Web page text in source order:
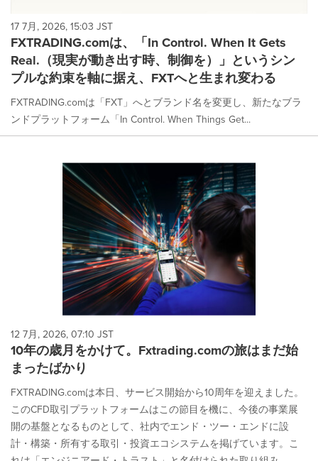
17 7月, 2026, 15:03 JST
FXTRADING.comは、「In Control. When It Gets
Real.（現実が動き出す時、制御を）」というシン
プルな約束を軸に据え、FXTへと生まれ変わる
FXTRADING.comは「FXT」へとブランド名を変更し、新たなブラ
ンドプラットフォーム「In Control. When Things Get...
12 7月, 2026, 07:10 JST
10年の歳月をかけて。Fxtrading.comの旅はまだ始
まったばかり
FXTRADING.comは本日、サービス開始から10周年を迎えました。
このCFD取引プラットフォームはこの節目を機に、今後の事業展
開の基盤となるものとして、社内でエンド・ツー・エンドに設
計・構築・所有する取引・投資エコシステムを掲げています。こ